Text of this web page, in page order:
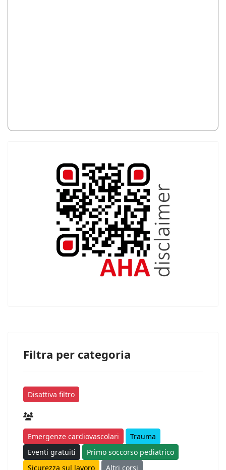
Filtra per categoria
Disattiva filtro
Emergenze cardiovascolari
Trauma
Eventi gratuiti
Primo soccorso pediatrico
Sicurezza sul lavoro
Altri corsi